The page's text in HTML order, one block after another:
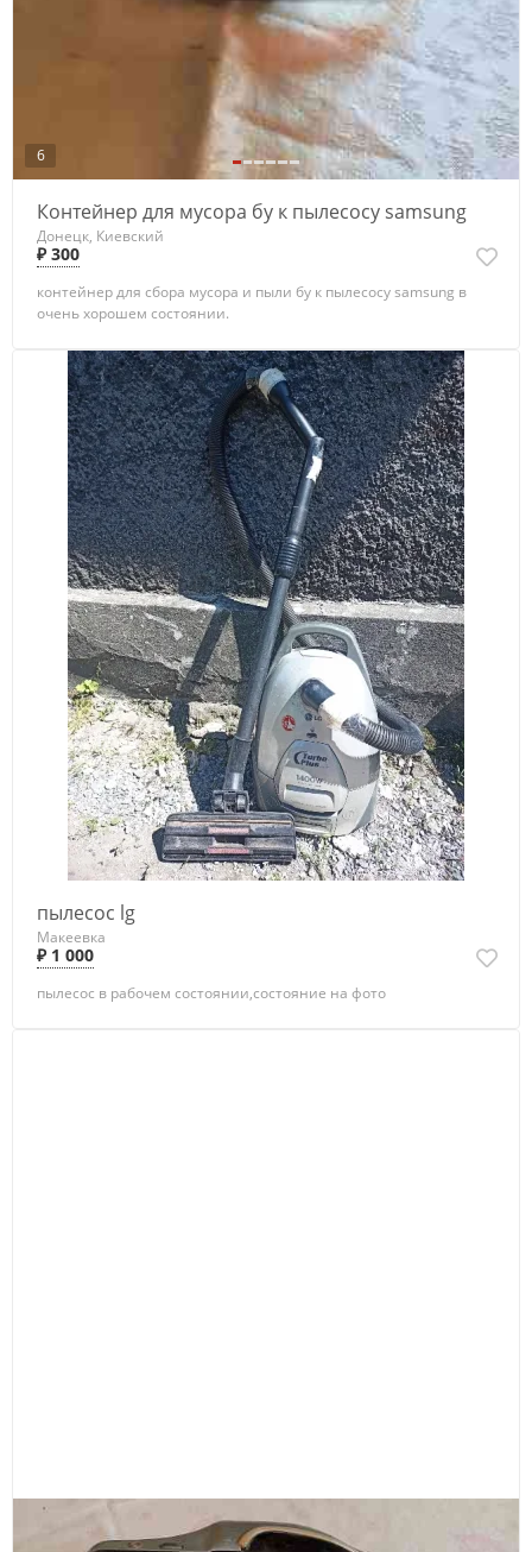
6
Контейнер для мусора бу к пылесосу samsung
Донецк, Киевский
₽ 300
контейнер для сбора мусора и пыли бу к пылесосу samsung в
очень хорошем состоянии.
пылесос lg
Макеевка
₽ 1 000
пылесос в рабочем состоянии,состояние на фото